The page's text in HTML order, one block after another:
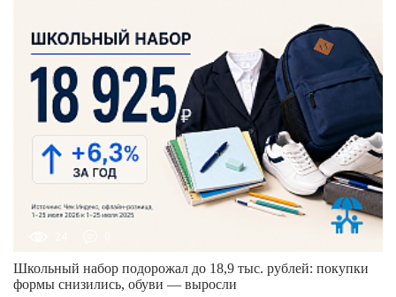
Школьный набор подорожал до 18,9 тыс. рублей: покупки
формы снизились, обуви — выросли